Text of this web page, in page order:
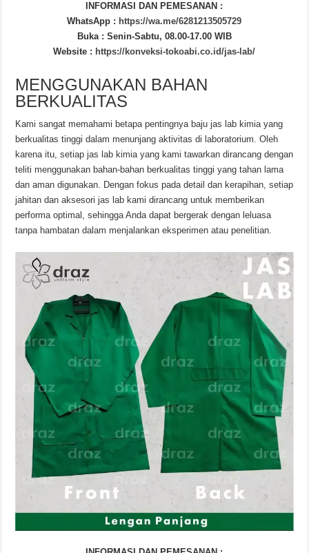
INFORMASI DAN PEMESANAN :
WhatsApp : https://wa.me/6281213505729
Buka : Senin-Sabtu, 08.00-17.00 WIB
Website : https://konveksi-tokoabi.co.id/jas-lab/
MENGGUNAKAN BAHAN
BERKUALITAS
Kami sangat memahami betapa pentingnya baju jas lab kimia yang
berkualitas tinggi dalam menunjang aktivitas di laboratorium. Oleh
karena itu, setiap jas lab kimia yang kami tawarkan dirancang dengan
teliti menggunakan bahan-bahan berkualitas tinggi yang tahan lama
dan aman digunakan. Dengan fokus pada detail dan kerapihan, setiap
jahitan dan aksesori jas lab kami dirancang untuk memberikan
performa optimal, sehingga Anda dapat bergerak dengan leluasa
tanpa hambatan dalam menjalankan eksperimen atau penelitian.